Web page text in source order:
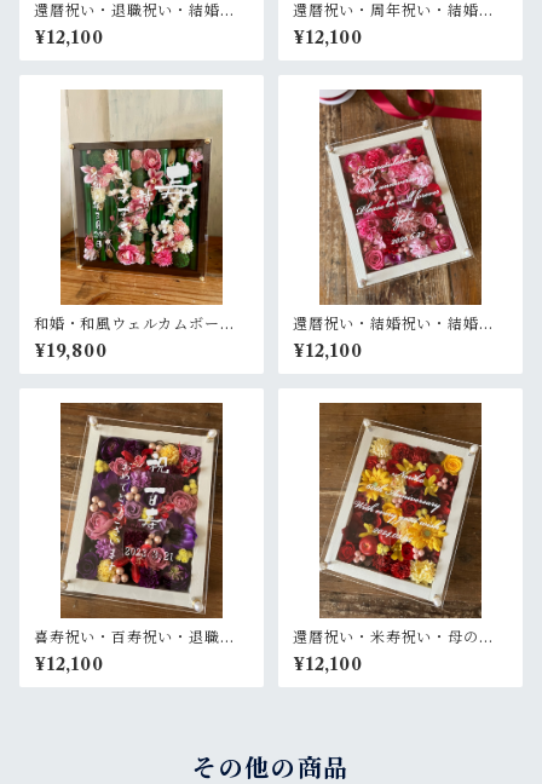
還暦祝い・退職祝い・結婚式
両親贈呈品【名入れ】プリザ
ーブドフラワーアレンジ 和風
白木枠ロング〈竹 青紫 〉名入
式両親贈呈品に
¥12,100
還暦祝い・周年祝い・結婚記
念日祝い・退職祝い【名入
れ】プリザーブドフラワーア
レンジ ウッドフレーム 茶木枠
¥12,100
和婚・和風ウェルカムボード
【名入れ】桜と竹のウッドフ
レーム 結婚祝い 春 茶木枠
¥19,800
還暦祝い・結婚祝い・結婚記
念日祝い・母の日ギフト【名
入れ】プリザーブドフラワー
アレンジ ウッドフレーム 白木
¥12,100
喜寿祝い・百寿祝い・退職祝
い【名入れ】プリザーブドフ
ラワーアレンジ ウッドフレー
ム 白木枠〈パープル赤イエロ
¥12,100
還暦祝い・米寿祝い・母の日
ギフト【名入れ】プリザーブ
ドフラワーアレンジ ウッドフ
レーム 白木枠〈赤イエロー〉
¥12,100
その他の商品